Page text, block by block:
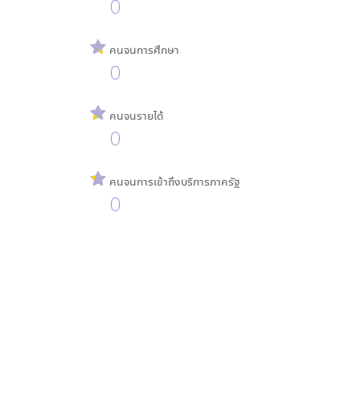
0
คนจนการศึกษา
0
คนจนรายได้
0
คนจนการเข้าถึงบริการภาครัฐ
0